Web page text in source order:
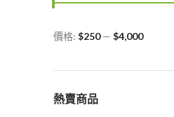
最
價
最
價
價格: $250— $4,000
熱賣商品